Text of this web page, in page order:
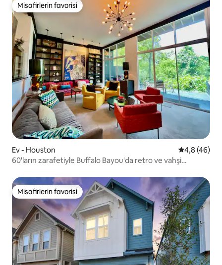
Misafirlerin favorisi
Misafirlerin favorisi
Ev - Houston 5 üzerinden
4,8 (46)
60'ların zarafetiyle Buffalo Bayou'da retro ve vahşi
Misafirlerin favorisi
Misafirlerin favorisi